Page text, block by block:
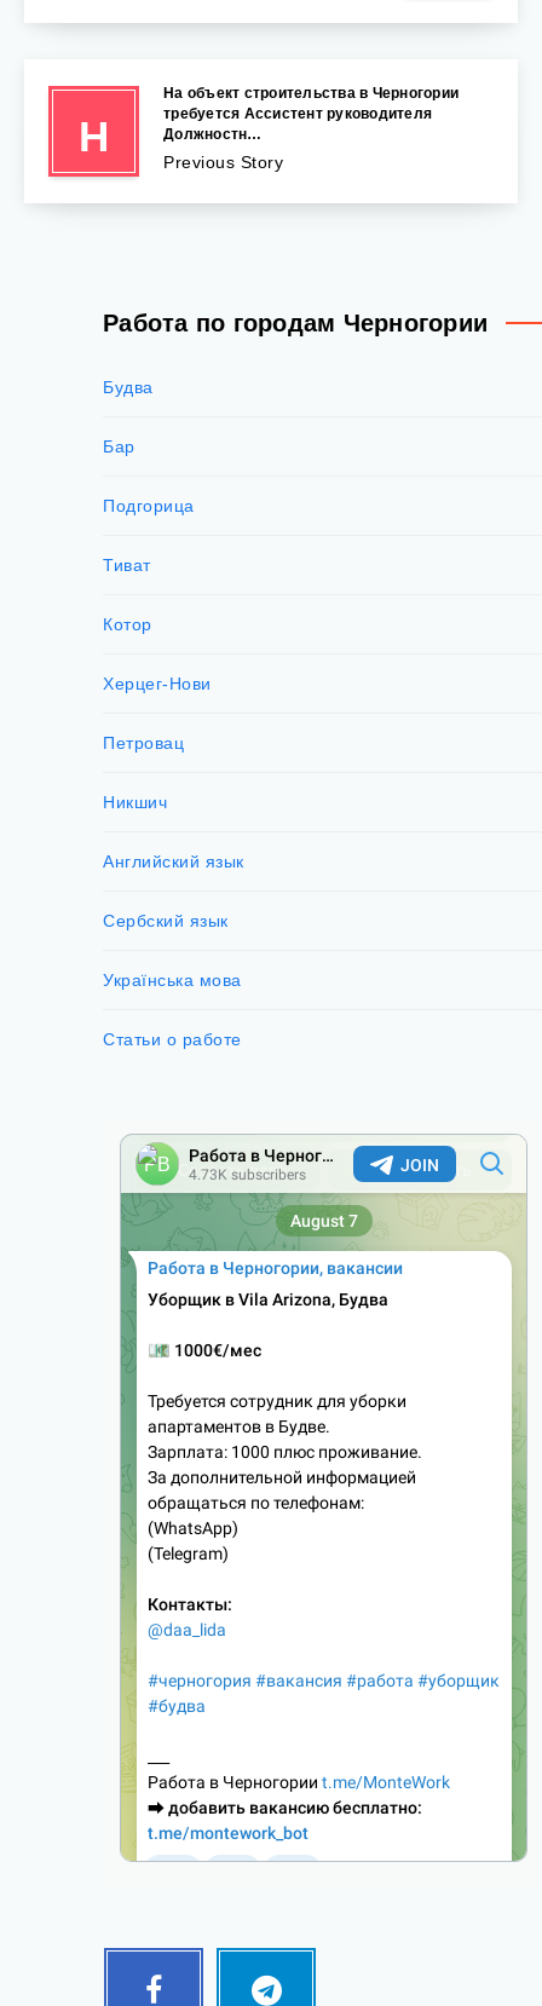
Н
На объект строительства в Черногории
требуется Ассистент руководителя
Должностн…
Previous Story
Работа по городам Черногории
Будва
Бар
Подгорица
Тиват
Котор
Херцег-Нови
Петровац
Никшич
Английский язык
Сербский язык
Українська мова
Статьи о работе
Facebook Telegram
Follow